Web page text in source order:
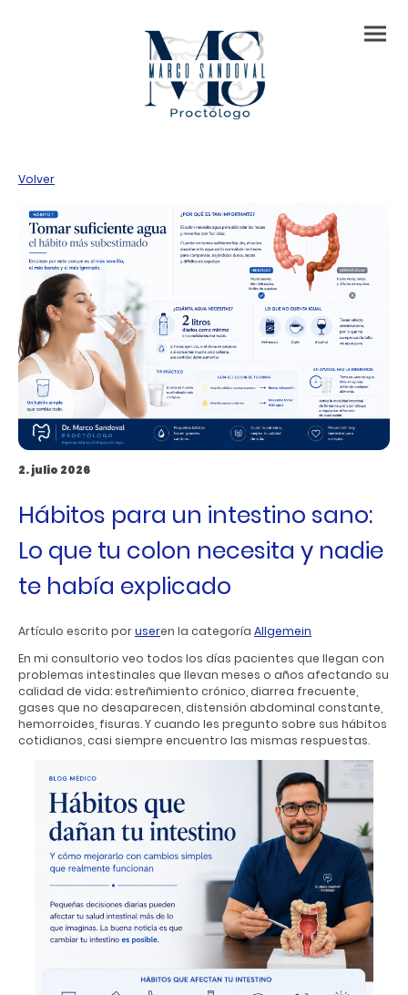
Volver
2. julio 2026
Hábitos para un intestino sano:
Lo que tu colon necesita y nadie
te había explicado
Artículo escrito poruseren la categoría Allgemein
En mi consultorio veo todos los días pacientes que llegan con
problemas intestinales que llevan meses o años afectando su
calidad de vida: estreñimiento crónico, diarrea frecuente,
gases que no desaparecen, distensión abdominal constante,
hemorroides, fisuras. Y cuando les pregunto sobre sus hábitos
cotidianos, casi siempre encuentro las mismas respuestas.